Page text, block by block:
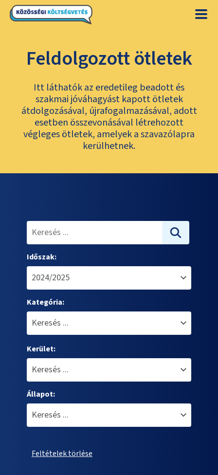
Feldolgozott ötletek
Itt láthatók az eredetileg beadott és
szakmai jóváhagyást kapott ötletek
átdolgozásával, újrafogalmazásával, adott
esetben összevonásával létrehozott
végleges ötletek, amelyek a szavazólapra
kerülhetnek.
Időszak:
Kategória:
Kerület:
Állapot:
Feltételek törlése